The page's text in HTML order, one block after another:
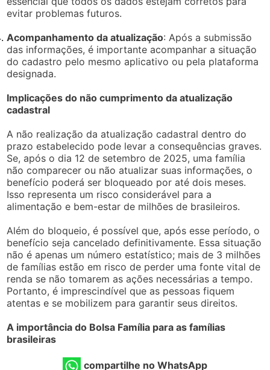
evitar problemas futuros.
Acompanhamento da atualização: Após a submissão
das informações, é importante acompanhar a situação
do cadastro pelo mesmo aplicativo ou pela plataforma
designada.
Implicações do não cumprimento da atualização
cadastral
A não realização da atualização cadastral dentro do
prazo estabelecido pode levar a consequências graves.
Se, após o dia 12 de setembro de 2025, uma família
não comparecer ou não atualizar suas informações, o
benefício poderá ser bloqueado por até dois meses.
Isso representa um risco considerável para a
alimentação e bem-estar de milhões de brasileiros.
Além do bloqueio, é possível que, após esse período, o
benefício seja cancelado definitivamente. Essa situação
não é apenas um número estatístico; mais de 3 milhões
de famílias estão em risco de perder uma fonte vital de
renda se não tomarem as ações necessárias a tempo.
Portanto, é imprescindível que as pessoas fiquem
atentas e se mobilizem para garantir seus direitos.
A importância do Bolsa Família para as famílias
brasileiras
compartilhe no WhatsApp